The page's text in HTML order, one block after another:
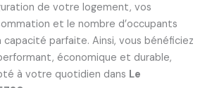
de votre logement, vos
et le nombre d’occupants
parfaite. Ainsi, vous bénéficiez
économique et durable,
à votre quotidien dans Le